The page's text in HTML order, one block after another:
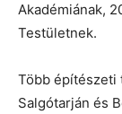
Akadémiának,
Testületnek.
Több építészeti
Salgótarján és